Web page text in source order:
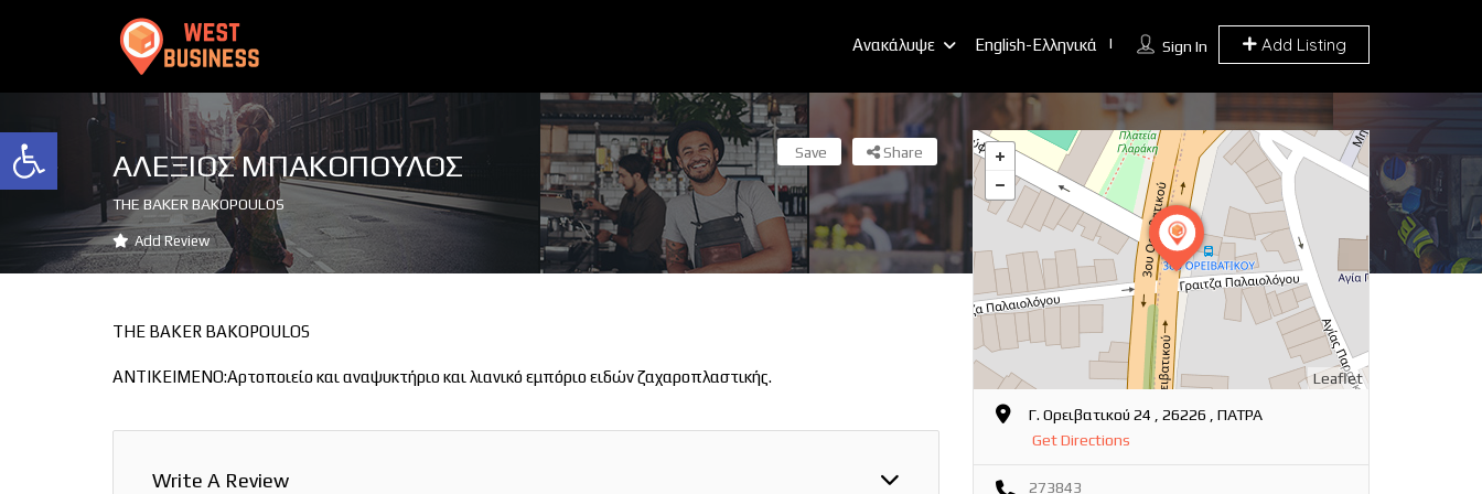
Ανοίξτε τη γραμμή εργαλείων
Sign In Add Listing
Ανακάλυψε English-Ελληνικά
ΑΛΕΞΙΟΣ ΜΠΑΚΟΠΟΥΛΟΣ
THE BAKER BAKOPOULOS
Add Review
Share
Save
THE BAKER BAKOPOULOS
ΑΝΤΙΚΕΙΜΕΝΟ:Αρτοποιείο και αναψυκτήριο και λιανικό εμπόριο ειδών ζαχαροπλαστικής.
Write A Review
Leaflet
Γ. Ορειβατικού 24 , 26226 , ΠΑΤΡΑ
Get Directions
273843